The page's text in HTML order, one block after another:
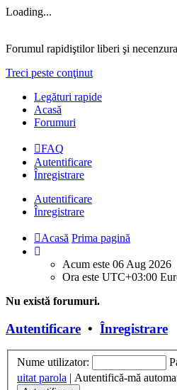
Loading...
Forumul rapidiştilor liberi şi
Treci peste conţinut
Legături rapide
Acasă
Forumuri
FAQ
Autentificare
Înregistrare
Autentificare
Înregistrare
Acasă Prima pagină
Acum este 06 Aug 2026
Ora este UTC+03:00
Nu există forumuri.
Autentificare • Înregistrare
Nume utilizator:
uitat parola | Autentifică-mă